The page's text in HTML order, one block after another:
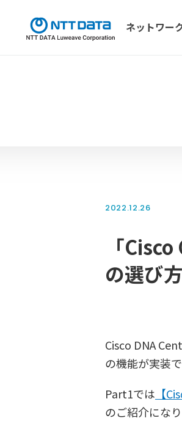
ネットワー
2022.12.26
「
の選び
Cisco DNA
の機能が実装
Part1では 【
のご紹介になり